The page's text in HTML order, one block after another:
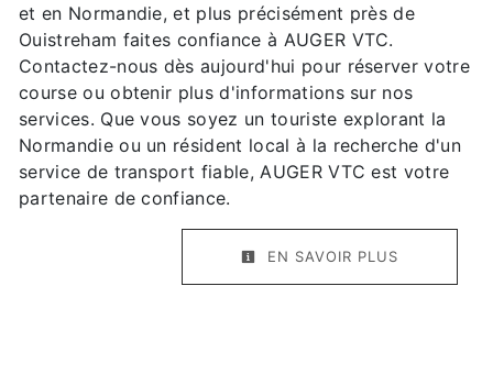
et en Normandie, et plus précisément près de
Ouistreham faites confiance à AUGER VTC.
Contactez-nous dès aujourd'hui pour réserver votre
course ou obtenir plus d'informations sur nos
services. Que vous soyez un touriste explorant la
Normandie ou un résident local à la recherche d'un
service de transport fiable, AUGER VTC est votre
partenaire de confiance.
EN SAVOIR PLUS